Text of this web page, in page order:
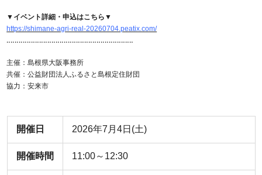
▼イベント詳細・申込はこちら▼
https://shimane-agri-real-20260704.peatix.com/
‥‥‥‥‥‥‥‥‥‥‥‥‥‥‥‥‥‥‥‥‥‥‥‥‥‥‥‥‥‥‥
主催：島根県大阪事務所
共催：公益財団法人ふるさと島根定住財団
協力：安来市
開催日 2026年7月4日(土)
開催時間 11:00～12:30